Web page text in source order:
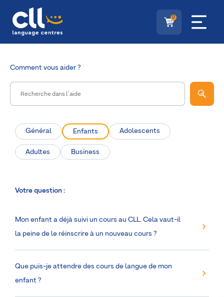
0
Comment vous aider ?
Général Enfants Adolescents
Adultes Business
Votre question :
Mon enfant a déjà suivi un cours au CLL. Cela vaut-il
la peine de le réinscrire à un nouveau cours ?
Que puis-je attendre des cours de langue de mon
enfant ?